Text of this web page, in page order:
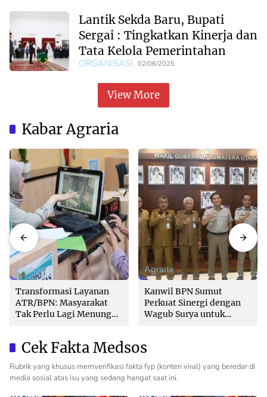
Lantik Sekda Baru, Bupati
Sergai : Tingkatkan Kinerja dan
Tata Kelola Pemerintahan
ORGANISASI 02/06/2025
View More
Kabar Agraria
Agraria
Transformasi Layanan
ATR/BPN: Masyarakat
Tak Perlu Lagi Menunggu
Agraria
Kanwil BPN Sumut
Perkuat Sinergi dengan
Wagub Surya untuk
Cek Fakta Medsos
Rubrik yang khusus memverifikasi fakta fyp (konten viral) yang beredar di
media sosial atas isu yang sedang hangat saat ini.